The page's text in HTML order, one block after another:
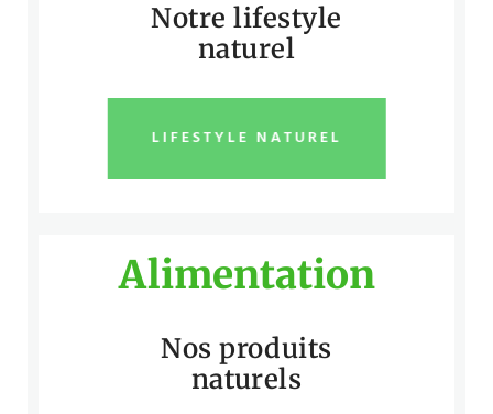
Notre lifestyle
naturel
LIFESTYLE NATUREL
Alimentation
Nos produits
naturels